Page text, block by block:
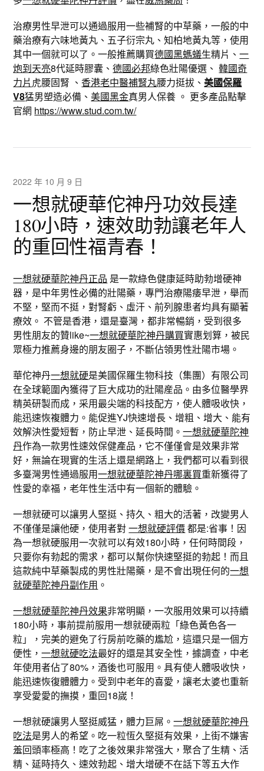
治療男性早泄可以通過服用一些補腎的中草藥，一般的中
藥治療有六味地黃丸、五子衍宗丸、知柏地黃丸等，使用
其中一個就可以了。一般推薦購買德國黑螞蟻生精片、一
炮到天亮8代延時膠囊、德國必邦綠色壯陽優選、韓國奇
力片虎腰固腎 、香港老中醫補腎丸腰力挺拔、美國保羅
V8猛男塑造必備、美國黑金真男人保養 。 更多產品點擊
官網 https://www.stud.com.tw/
2022 年 10 月 9 日
一想就硬華佗神丹功效長達
180小時，速效助勃讓老年人
的重回性福青春！
一想就硬華陀神丹正品 是一款綠色健康延時助勃增硬神
器，是中年男性必備的壯陽藥，專門治療陽痿早泄，舉而
不堅，堅而不挺，對腎虧、虛汗、前列腺患者均具有顯著
療效。 不管是香港，還是臺灣，都非常暢銷，受到很多
男性朋友的贊like~一想就硬華陀神丹購買實惠划算，被民
眾極力推薦身邊的朋友圈子，不斷佔領男性壯陽市場。
華佗神丹一想就硬是美國保羅生物科技（集團）有限公司
在全球範圍內獲得了巨大成功的壯陽産品。由多位醫學界
精英研製而成，采用最尖端的科技配方，使人體吸收快，
能迅速恢複體力。能促進YJ快速增長、增粗、增大、能有
效解決性愛短暫，防止早泄、延長時間。一想就硬華陀神
丹作為一款男性速效保健產品，它不僅僅會是效果非常
好，無論在現實的生活上還是網路上，我們都可以看到很
多臺灣男性通過服用一想就硬華陀神丹哪裏買重新獲得了
性愛的幸福，老年性生活中有一個新的體驗。
一想就硬可以讓男人堅挺、持久、粗大的活著，改變男人
不僅僅是讓他硬，使用者對一想就硬評價都是:省事！因
為一想就硬服用一次就可以有效180小時，任何時間段，
只要你有勃起的需求，都可以幫你快速堅挺的勃起！而且
這款純中草藥製成的男性壯陽藥，是不會出現任何的一想
就硬華陀神丹副作用 。
一想就硬華陀神丹效果非常明顯，一次服用效果可以持續
180小時，事前提前服用一想就硬兩粒「綠色黃色各一
粒」，完美的避免了行房前吃藥的尷尬，這還只是一個方
便性，一想就硬吃法最好的還是其安全性，據調查，中老
年使用者佔了80%，酒後也可服用。具有使人體吸收快，
能迅速恢復體體力。受到中老年的喜愛，讓老太婆也重新
享受愛愛的撫摸，重回18嵗！
一想就硬讓男人堅挺威猛，體力巨屌。一想就硬華陀神丹
吃法是男人的希望。吃一粒恆久堅挺有效果，上街不嫌害
羞回頭率極高！吃了之後效果非常强大，聚合了生精、活
精、延時持久、速效勃起、增大增硬不在話下等五大作